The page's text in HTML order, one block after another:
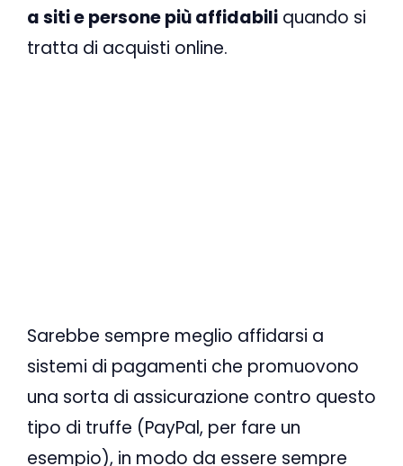
a siti e persone più affidabili quando si
tratta di acquisti online.
Sarebbe sempre meglio affidarsi a
sistemi di pagamenti che promuovono
una sorta di assicurazione contro questo
tipo di truffe (PayPal, per fare un
esempio), in modo da essere sempre